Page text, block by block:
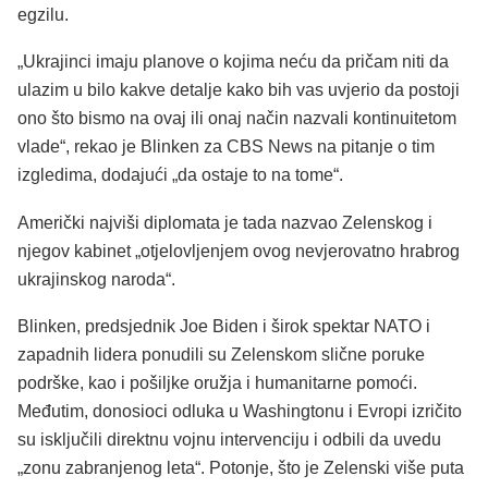
egzilu.
„Ukrajinci imaju planove o kojima neću da pričam niti da
ulazim u bilo kakve detalje kako bih vas uvjerio da postoji
ono što bismo na ovaj ili onaj način nazvali kontinuitetom
vlade“, rekao je Blinken za CBS News na pitanje o tim
izgledima, dodajući „da ostaje to na tome“.
Američki najviši diplomata je tada nazvao Zelenskog i
njegov kabinet „otjelovljenjem ovog nevjerovatno hrabrog
ukrajinskog naroda“.
Blinken, predsjednik Joe Biden i širok spektar NATO i
zapadnih lidera ponudili su Zelenskom slične poruke
podrške, kao i pošiljke oružja i humanitarne pomoći.
Međutim, donosioci odluka u Washingtonu i Evropi izričito
su isključili direktnu vojnu intervenciju i odbili da uvedu
„zonu zabranjenog leta“. Potonje, što je Zelenski više puta